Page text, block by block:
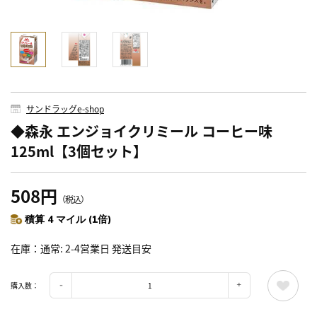
サンドラッグe-shop
◆森永 エンジョイクリミール コーヒー味
125ml【3個セット】
508円 （税込）
積算 4 マイル (1倍)
在庫 通常: 2-4営業日 発送目安
購入数：